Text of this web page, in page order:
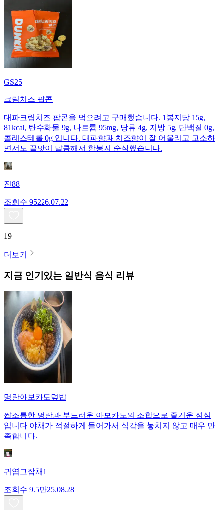
GS25
크림치즈 팝콘
대파크림치즈 팝콘을 먹으려고 구매했습니다. 1봉지당 15g,
81kcal, 탄수화물 9g, 나트륨 95mg, 당류 4g, 지방 5g, 단백질 0g,
콜레스테롤 0g 입니다. 대파향과 치즈향이 잘 어울리고 고소하
면서도 끝맛이 달콤해서 한봉지 순삭했습니다.
진88
조회수 95226.07.22
19
더보기
지금 인기있는 일반식 음식 리뷰
명란아보카도덮밥
짭조름한 명란과 부드러운 아보카도의 조합으로 즐거운 점심
입니다 야채가 적절하게 들어가서 식감을 놓치지 않고 매우 만
족합니다.
귀염그잡채1
조회수 9.5만25.08.28